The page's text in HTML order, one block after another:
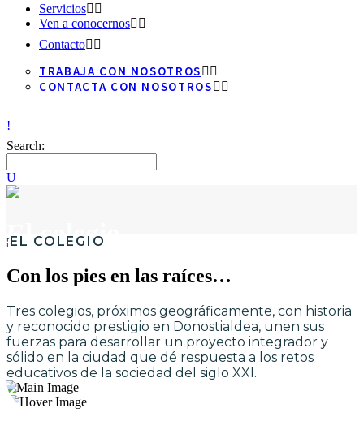
Servicios
Ven a conocernos
Contacto
TRABAJA CON NOSOTROS
CONTACTA CON NOSOTROS
Search:
El colegio
EL COLEGIO
Con los pies en las raíces…
Tres colegios, próximos geográficamente, con historia
y reconocido prestigio en Donostialdea, unen sus
fuerzas para desarrollar un proyecto integrador y
sólido en la ciudad que dé respuesta a los retos
educativos de la sociedad del siglo XXI.